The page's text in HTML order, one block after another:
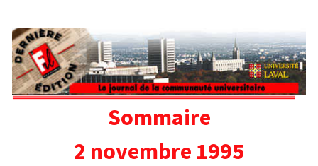
Sommaire
2 novembre 1995